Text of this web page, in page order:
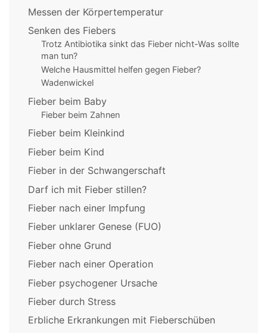
Messen der Körpertemperatur
Senken des Fiebers
Trotz Antibiotika sinkt das Fieber nicht-Was sollte
man tun?
Welche Hausmittel helfen gegen Fieber?
Wadenwickel
Fieber beim Baby
Fieber beim Zahnen
Fieber beim Kleinkind
Fieber beim Kind
Fieber in der Schwangerschaft
Darf ich mit Fieber stillen?
Fieber nach einer Impfung
Fieber unklarer Genese (FUO)
Fieber ohne Grund
Fieber nach einer Operation
Fieber psychogener Ursache
Fieber durch Stress
Erbliche Erkrankungen mit Fieberschüben